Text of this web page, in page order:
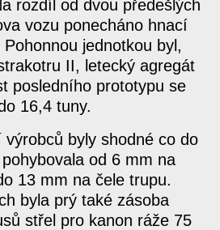
rozdíl od dvou předešlých
vozu ponecháno hnací
jednotkou byl,
II, letecký agregát
posledního prototypu se
16,4 tuny.
byly shodné co do
od 6 mm na
13 mm na čele trupu.
byla prý také zásoba
střel pro kanon ráže 75